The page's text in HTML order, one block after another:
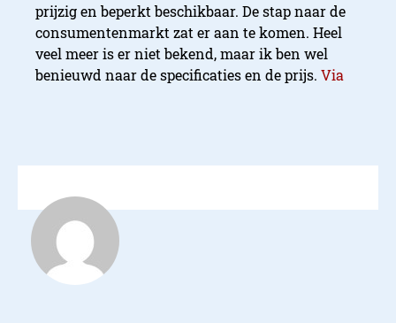
prijzig en beperkt beschikbaar. De stap naar de
consumentenmarkt zat er aan te komen. Heel
veel meer is er niet bekend, maar ik ben wel
benieuwd naar de specificaties en de prijs. Via